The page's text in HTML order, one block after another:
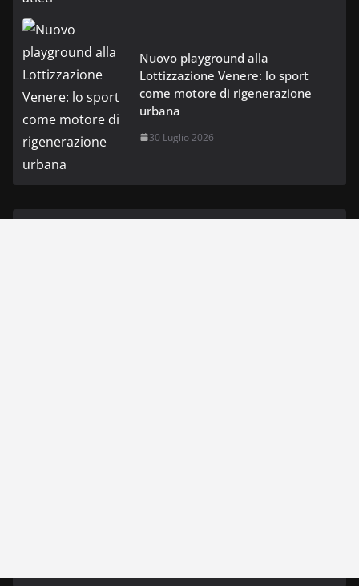
Nuovo playground alla
Lottizzazione Venere: lo sport
come motore di rigenerazione
urbana
30 Luglio 2026